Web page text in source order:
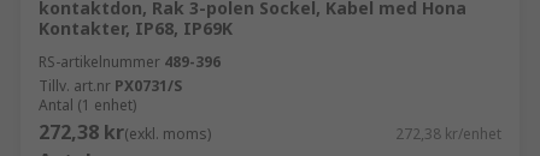
kontaktdon, Rak 3-polen Sockel, Kabel med Hona
Kontakter, IP68, IP69K
RS-artikelnummer 489-396
Tillv. art.nr PX0731/S
Antal (1 enhet)
272,38 kr(exkl. moms) 272,38 kr/enhet